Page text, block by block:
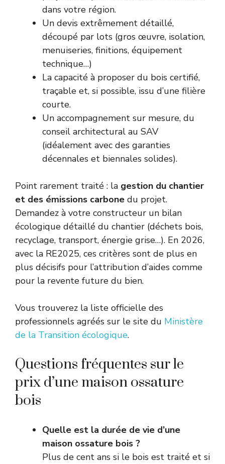
dans votre région.
Un devis extrêmement détaillé,
découpé par lots (gros œuvre, isolation,
menuiseries, finitions, équipement
technique…)
La capacité à proposer du bois certifié,
traçable et, si possible, issu d’une filière
courte.
Un accompagnement sur mesure, du
conseil architectural au SAV
(idéalement avec des garanties
décennales et biennales solides).
Point rarement traité : la gestion du chantier
et des émissions carbone du projet.
Demandez à votre constructeur un bilan
écologique détaillé du chantier (déchets bois,
recyclage, transport, énergie grise…). En 2026,
avec la RE2025, ces critères sont de plus en
plus décisifs pour l’attribution d’aides comme
pour la revente future du bien.
Vous trouverez la liste officielle des
professionnels agréés sur le site du Ministère
de la Transition écologique.
Questions fréquentes sur le
prix d’une maison ossature
bois
Quelle est la durée de vie d’une
maison ossature bois ?
Plus de cent ans si le bois est traité et si